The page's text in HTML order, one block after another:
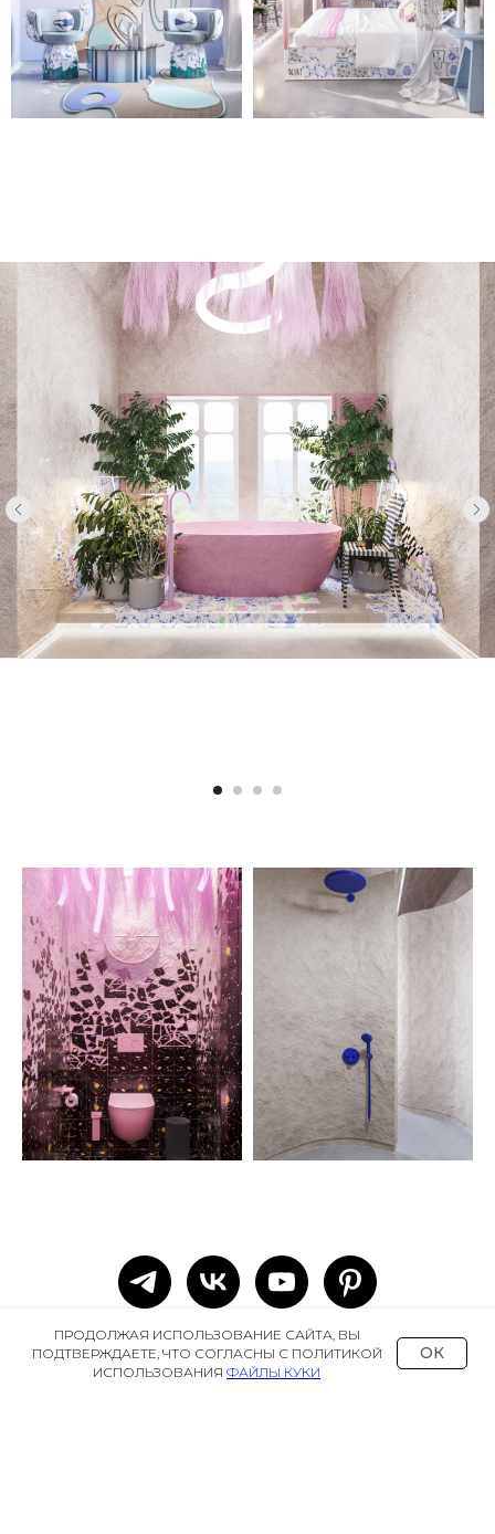
ПРОДОЛЖАЯ ИСПОЛЬЗОВАНИЕ САЙТА, ВЫ
ПОДТВЕРЖДАЕТЕ, ЧТО СОГЛАСНЫ С ПОЛИТИКОЙ
ИСПОЛЬЗОВАНИЯ ФАЙЛЫ КУКИ
ОК